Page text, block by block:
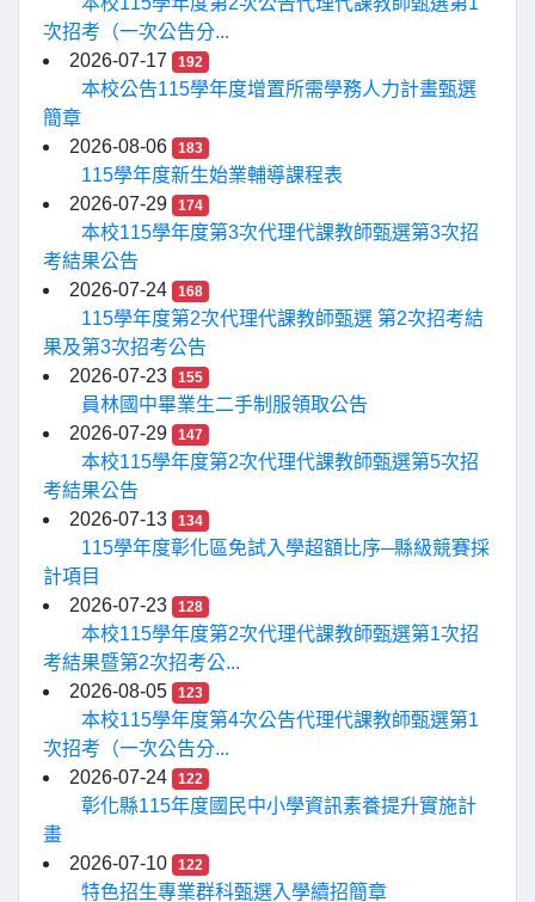
次招考（一次公告分...
2026-07-17
192
本校公告115學年度增置所需學務人力計畫甄選
簡章
2026-08-06
183
115學年度新生始業輔導課程表
2026-07-29
174
本校115學年度第3次代理代課教師甄選第3次招
考結果公告
2026-07-24
168
115學年度第2次代理代課教師甄選 第2次招考結
果及第3次招考公告
2026-07-23
155
員林國中畢業生二手制服領取公告
2026-07-29
147
本校115學年度第2次代理代課教師甄選第5次招
考結果公告
2026-07-13
134
115學年度彰化區免試入學超額比序─縣級競賽採
計項目
2026-07-23
128
本校115學年度第2次代理代課教師甄選第1次招
考結果暨第2次招考公...
2026-08-05
123
本校115學年度第4次公告代理代課教師甄選第1
次招考（一次公告分...
2026-07-24
122
彰化縣115年度國民中小學資訊素養提升實施計
畫
2026-07-10
122
特色招生專業群科甄選入學續招簡章